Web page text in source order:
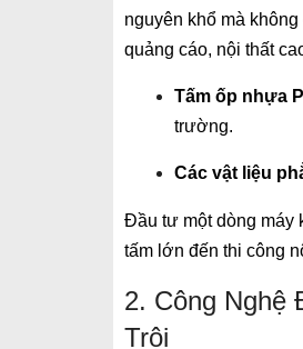
nguyên khổ mà
quảng cáo, nội thất
Tấm ốp nhựa
trường.
Các vật liệu
Đầu tư một dòng máy
tấm lớn đến thi công
2. Công Nghệ
Trội